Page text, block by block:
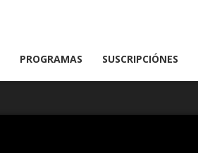
PROGRAMAS SUSCRIPCIÓNES